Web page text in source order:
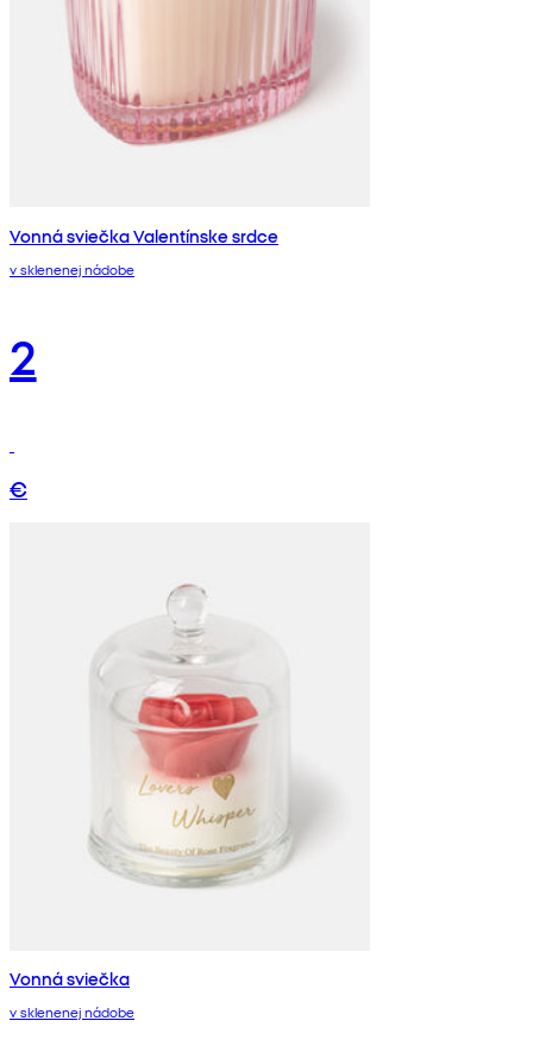
Vonná sviečka Valentínske srdce
v sklenenej nádobe
2
€
Vonná sviečka
v sklenenej nádobe